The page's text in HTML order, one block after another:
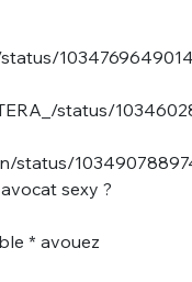
status/
status/
sexy ?
* avouez